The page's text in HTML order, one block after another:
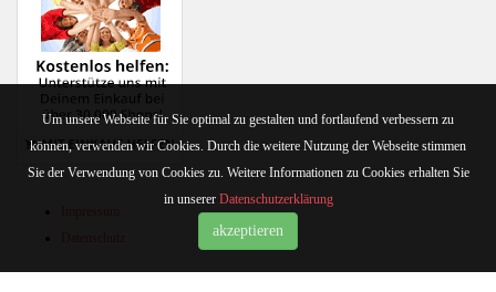
Um unsere Webseite für Sie optimal zu gestalten und fortlaufend verbessern zu
können, verwenden wir Cookies. Durch die weitere Nutzung der Webseite stimmen
Sie der Verwendung von Cookies zu. Weitere Informationen zu Cookies erhalten Sie
in unserer Datenschutzerklärung
akzeptieren